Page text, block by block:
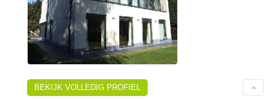
BEKIJK VOLLEDIG PROFIEL